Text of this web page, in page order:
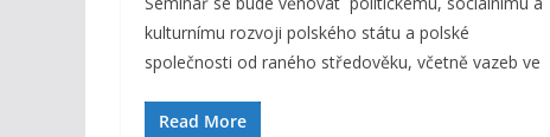
kulturnímu rozvoji polského státu a polské
společnosti od raného středověku, včetně vazeb ve
Read More